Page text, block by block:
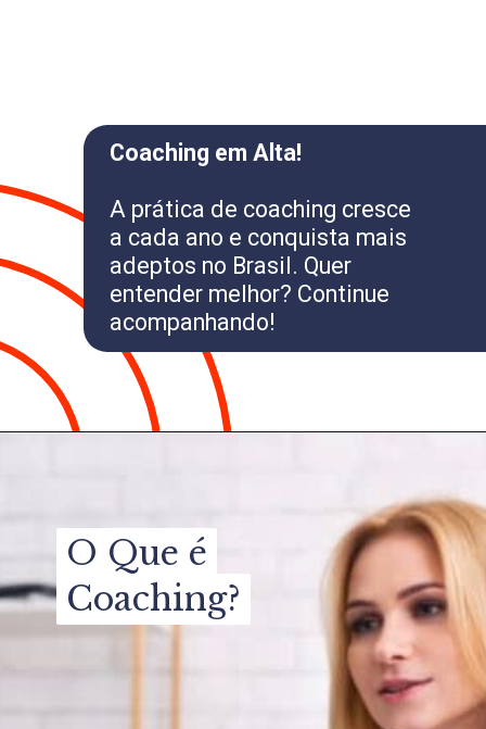
Coaching em Alta!
A prática de coaching cresce
a cada ano e conquista mais
adeptos no Brasil. Quer
entender melhor? Continue
acompanhando!
O Que é
Coaching?
O Que é
Coaching?